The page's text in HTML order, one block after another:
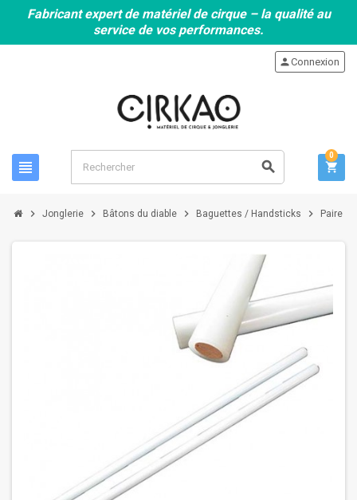
Fabricant expert de matériel de cirque – la qualité au
service de vos performances.
view_headline search
personConnexion
shopping_cart
0
chevron_right Jonglerie chevron_right Bâtons du diable chevron_right Baguettes / Handsticks chevron_right Paire